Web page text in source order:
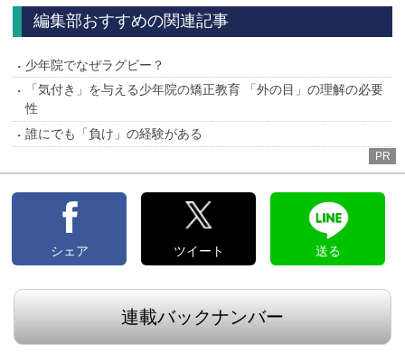
へ
へ
編集部おすすめの関連記事
少年院でなぜラグビー？
「気付き」を与える少年院の矯正教育 「外の目」の理解の必要
性
誰にでも「負け」の経験がある
PR
シェア ツイート 送る
連載バックナンバー